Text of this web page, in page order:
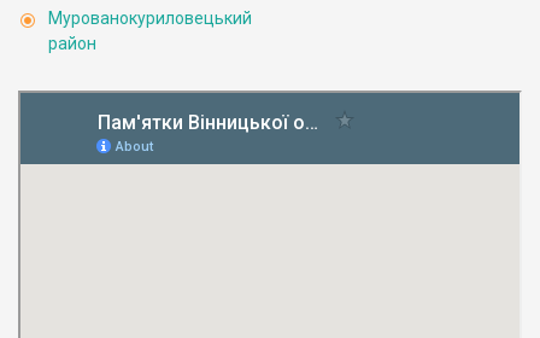
Мурованокуриловецький
район